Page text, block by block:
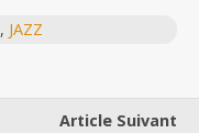
, JAZZ
Article Suivant